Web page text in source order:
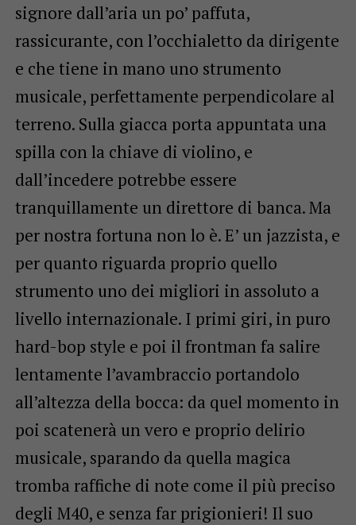
signore dall’aria un po’ paffuta,
rassicurante, con l’occhialetto da dirigente
e che tiene in mano uno strumento
musicale, perfettamente perpendicolare al
terreno. Sulla giacca porta appuntata una
spilla con la chiave di violino, e
dall’incedere potrebbe essere
tranquillamente un direttore di banca. Ma
per nostra fortuna non lo è. E’ un jazzista, e
per quanto riguarda proprio quello
strumento uno dei migliori in assoluto a
livello internazionale. I primi giri, in puro
hard-bop style e poi il frontman fa salire
lentamente l’avambraccio portandolo
all’altezza della bocca: da quel momento in
poi scatenerà un vero e proprio delirio
musicale, sparando da quella magica
tromba raffiche di note come il più preciso
degli M40, e senza far prigionieri! Il suo